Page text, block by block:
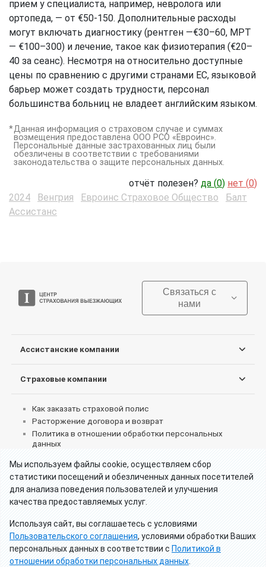
прием у специалиста, например, невролога или
ортопеда, — от €50-150. Дополнительные расходы
могут включать диагностику (рентген —€30–60, МРТ
— €100–300) и лечение, такое как физиотерапия (€20–
40 за сеанс). Несмотря на относительно доступные
цены по сравнению с другими странами ЕС, языковой
барьер может создать трудности, персонал
большинства больниц не владеет английским языком.
Данная информация о страховом случае и суммах
возмещения предоставлена ООО РСО «Евроинс».
Персональные данные застрахованных лиц были
обезличены в соответствии с требованиями
законодательства о защите персональных данных.
отчёт полезен? да (0) нет (0)
2024
Венгрия Евроинс Страховое Общество
Балт
Ассистанс
Связаться с
нами
Ассистанские компании
Страховые компании
Как заказать страховой полис
Расторжение договора и возврат
Политика в отношении обработки персональных
данных
Пользовательское соглашение об использовании
сервиса
Реквизиты партнеров
Что делать при страховом случае за границей
Отзывы клиентов о туристических страховках
Калькулятор - Франция визы категории Д
Калькулятор - Россия страхование для визы
Мы используем файлы cookie, осуществляем сбор
статистики посещений и обезличенных данных посетителей
для анализа поведения пользователей и улучшения
качества предоставляемых услуг.
Используя сайт, вы соглашаетесь с условиями
Пользовательского соглашения, условиями обработки Ваших
персональных данных в соответствии с Политикой в
отношении обработки персональных данных